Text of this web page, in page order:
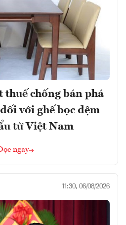
thuế chống bán phá
với ghế bọc đệm
từ Việt Nam
ngay
11:30, 06/08/2026